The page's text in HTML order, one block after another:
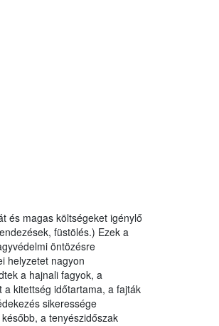
és magas költségeket igénylő
füstölés.) Ezek a
öntözésre
helyzetet nagyon
a hajnali fagyok, a
kitettség időtartama, a fajták
sikeressége
a tenyészidőszak